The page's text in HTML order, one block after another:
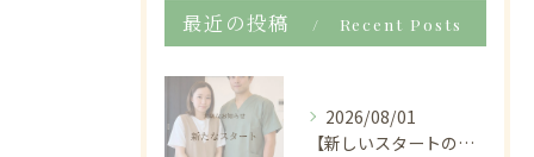
最近の投稿 Recent Posts
2026/08/01
【新しいスタートのお知らせ🌿】